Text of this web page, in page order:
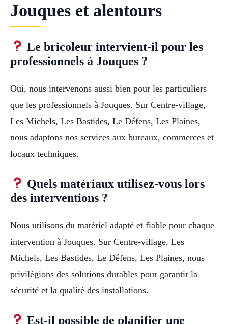
Jouques et alentours
Le bricoleur intervient-il pour les
professionnels à Jouques ?
Oui, nous intervenons aussi bien pour les particuliers
que les professionnels à Jouques. Sur Centre-village,
Les Michels, Les Bastides, Le Défens, Les Plaines,
nous adaptons nos services aux bureaux, commerces et
locaux techniques.
Quels matériaux utilisez-vous lors
des interventions ?
Nous utilisons du matériel adapté et fiable pour chaque
intervention à Jouques. Sur Centre-village, Les
Michels, Les Bastides, Le Défens, Les Plaines, nous
privilégions des solutions durables pour garantir la
sécurité et la qualité des installations.
Est-il possible de planifier une